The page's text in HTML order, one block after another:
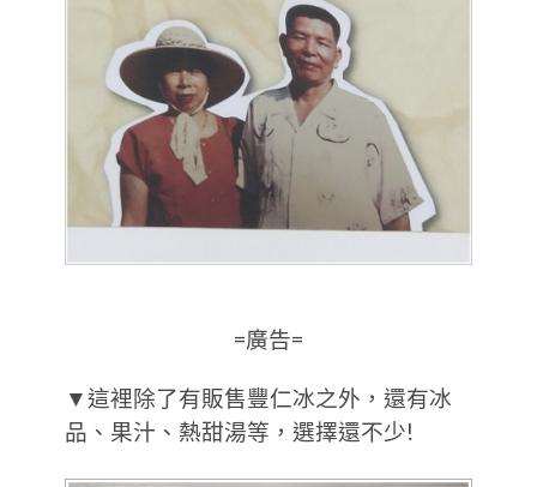
=廣告=
▼這裡除了有販售豐仁冰之外，還有冰
品、果汁、熱甜湯等，選擇還不少!